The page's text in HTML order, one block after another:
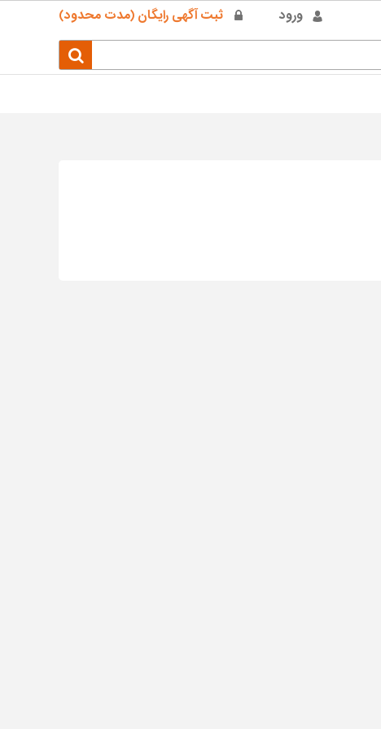
ورود ثبت آگهی رایگان (مدت محدود)